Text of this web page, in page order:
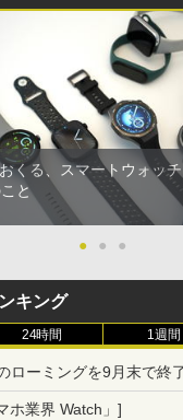
くる、スマートウォッ
と
● ● ●
キング
24時間 1週間
ローミングを9月末で終
ホ業界 Watch」]